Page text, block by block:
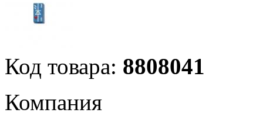
Код товара: 8808041
Компания